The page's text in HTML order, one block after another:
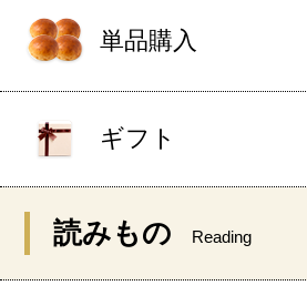
単品購入
ギフト
読みもの Reading